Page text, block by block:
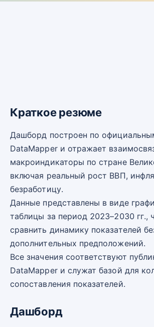
Краткое резюме
Дашборд построен по
DataMapper и отражает
макроиндикаторы по стране
включая реальный рост ВВП,
безработицу.
Данные представлены в виде
таблицы за период 2023–2030 гг.,
сравнить динамику показателей
дополнительных предположений.
Все значения соответствуют
DataMapper и служат базой для
сопоставления показателей.
Дашборд